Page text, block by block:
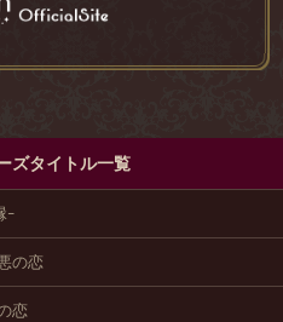
ズタイトル一覧
-
の恋
恋